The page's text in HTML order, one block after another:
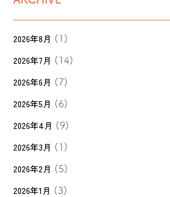
2026年8月 (1)
2026年7月 (14)
2026年6月 (7)
2026年5月 (6)
2026年4月 (9)
2026年3月 (1)
2026年2月 (5)
2026年1月 (3)